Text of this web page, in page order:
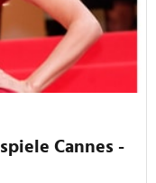
Cannes -